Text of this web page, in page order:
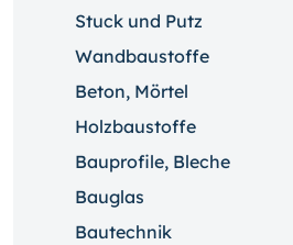
Stuck und Putz
Wandbaustoffe
Beton, Mörtel
Holzbaustoffe
Bauprofile, Bleche
Bauglas
Bautechnik